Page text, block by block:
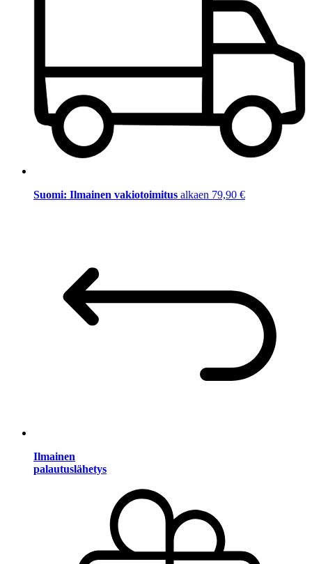
Suomi: Ilmainen vakiotoimitus alkaen 79,90 €
Ilmainen
palautuslähetys